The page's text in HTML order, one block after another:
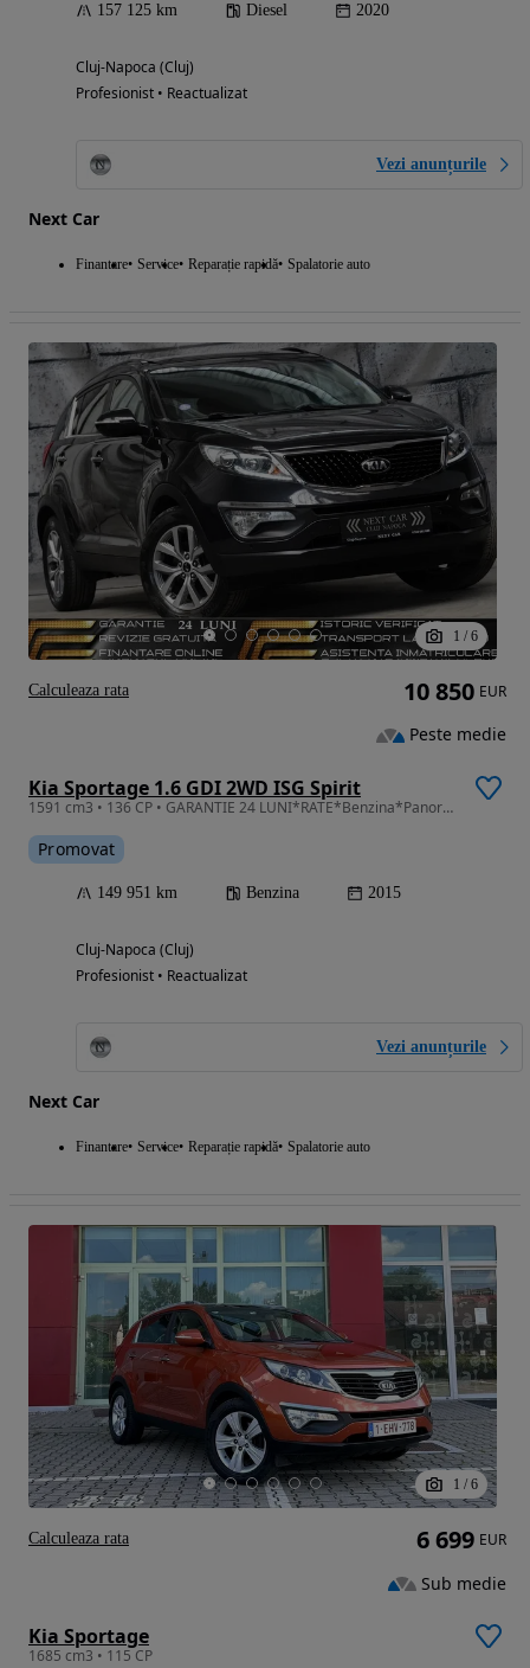
157 125 km Diesel 2020
Cluj-Napoca (Cluj)
Profesionist • Reactualizat
Vezi anunțurile
Next Car
Finantare Service Reparație rapidă Spalatorie auto
1 / 6
Kia Sportage 1.6 GDI 2WD ISG Spirit
1591 cm3 • 136 CP • GARANTIE 24 LUNI*RATE*Benzina*Panorama*Piele*Navi*Camera*Incalzire F+S
Promovat
149 951 km Benzina 2015
Cluj-Napoca (Cluj)
Profesionist • Reactualizat
Vezi anunțurile
Next Car
Finantare Service Reparație rapidă Spalatorie auto
10 850 EUR
Peste medie
Calculeaza rata
1 / 6
Kia Sportage
1685 cm3 • 115 CP
6 699 EUR
Sub medie
Calculeaza rata